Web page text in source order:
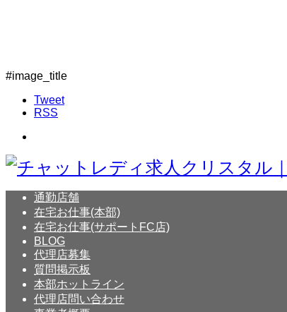
#image_title
Tweet
RSS
通勤店舗
在宅お仕事(本部)
在宅お仕事(サポートFC店)
BLOG
代理店募集
質問掲示板
本部ホットライン
代理店問い合わせ